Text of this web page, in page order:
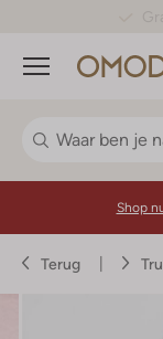
Menu
Shop
Terug